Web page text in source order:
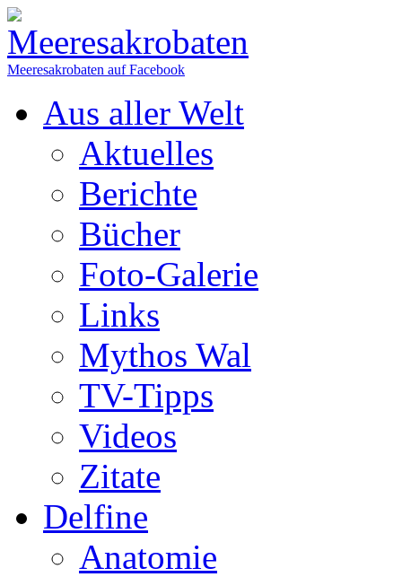
Meeresakrobaten auf Facebook
Aus aller Welt
Aktuelles
Berichte
Bücher
Foto-Galerie
Links
Mythos Wal
TV-Tipps
Videos
Zitate
Delfine
Anatomie